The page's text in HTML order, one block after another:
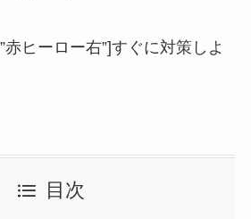
赤ヒーロー右”]すぐに対策しよ
目次